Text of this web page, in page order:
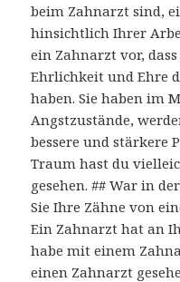
beim Zahnarzt sind,
hinsichtlich Ihrer
ein Zahnarzt vor,
Ehrlichkeit und Ehre
haben. Sie haben im
Angstzustände,
bessere und stärkere
Traum hast du
gesehen. ## War in
Sie Ihre Zähne von
Ein Zahnarzt hat an
habe mit einem
einen Zahnarzt